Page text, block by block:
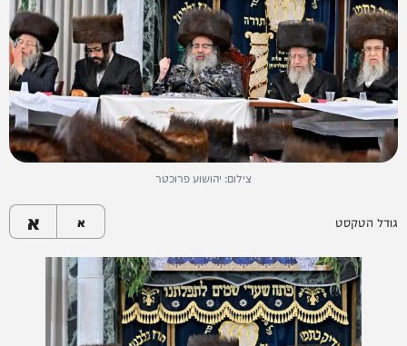
צילום: יהושוע פרוכטר
גודל הטקסט א א